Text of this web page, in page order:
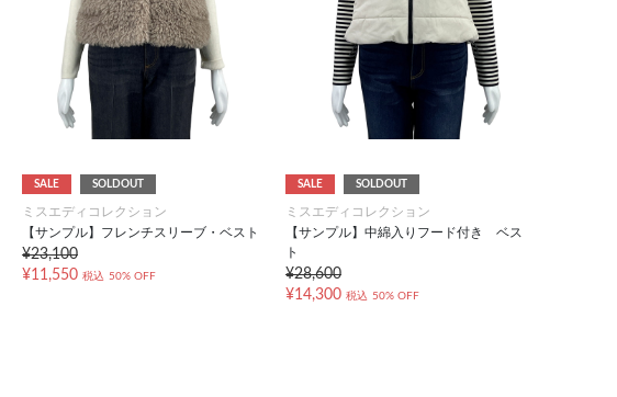
SALE SOLDOUT
ミスエディコレクション
【サンプル】フレンチスリーブ・ベスト
¥23,100
¥11,550 税込 50% OFF
SALE SOLDOUT
ミスエディコレクション
【サンプル】中綿入りフード付き ベス
ト
¥28,600
¥14,300 税込 50% OFF